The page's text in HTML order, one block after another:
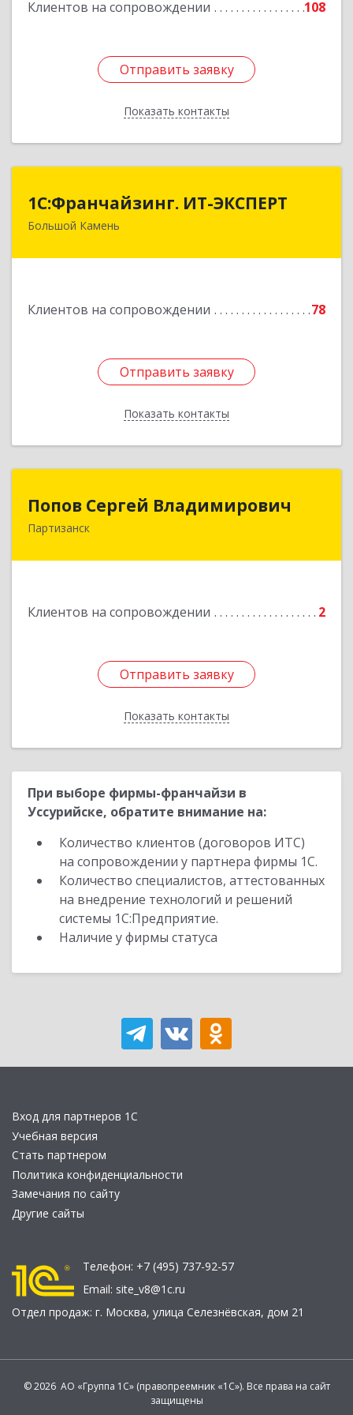
Клиентов на сопровождении 108
Отправить заявку
Показать контакты
Отправить заявку
Назад
1С:Франчайзинг. ИТ-ЭКСПЕРТ
Большой Камень
Клиентов на сопровождении 78
Отправить заявку
Показать контакты
1С:Франчайзинг. ИТ-ЭКСПЕРТ
692806, Приморский край, Большой Камень г,
Отправить заявку
Назад
Попов Сергей Владимирович
Партизанск
Клиентов на сопровождении 2
Отправить заявку
Показать контакты
Попов Сергей Владимирович
692922, Приморский край, г. Находка, ул.
Отправить заявку
Назад
При выборе фирмы-франчайзи в
Уссурийске, обратите внимание на:
Количество клиентов (договоров ИТС)
на сопровождении у партнера фирмы 1С.
Количество специалистов, аттестованных
на внедрение технологий и решений
системы 1С:Предприятие.
Наличие у фирмы статуса
Вход для партнеров 1С
Учебная версия
Стать партнером
Политика конфиденциальности
Замечания по сайту
Другие сайты
Телефон: +7 (495) 737-92-57
Email: site_v8@1c.ru
Отдел продаж: г. Москва, улица Селезнёвская, дом 21
© 2026 АО «Группа 1С» (правопреемник «1С»). Все права на сайт
защищены